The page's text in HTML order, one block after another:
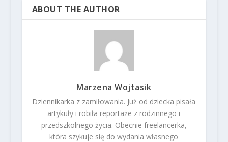
ABOUT THE AUTHOR
Marzena Wojtasik
Dziennikarka z zamiłowania. Już od dziecka pisała
artykuły i robiła reportaże z rodzinnego i
przedszkolnego życia. Obecnie freelancerka,
która szykuje się do wydania własnego